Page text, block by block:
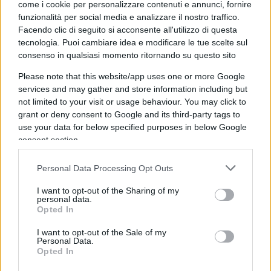
come i cookie per personalizzare contenuti e annunci, fornire
funzionalità per social media e analizzare il nostro traffico.
Facendo clic di seguito si acconsente all'utilizzo di questa
tecnologia. Puoi cambiare idea e modificare le tue scelte sul
consenso in qualsiasi momento ritornando su questo sito
Please note that this website/app uses one or more Google
services and may gather and store information including but
not limited to your visit or usage behaviour. You may click to
grant or deny consent to Google and its third-party tags to
use your data for below specified purposes in below Google
consent section.
Personal Data Processing Opt Outs
I want to opt-out of the Sharing of my
personal data.
Opted In
I want to opt-out of the Sale of my
Personal Data.
Opted In
chiaro se sia innocua, se possa essere dannosa
per il terreno, per gli animali, per gli insetti, per
chi frequenta l’area. Difficile anche solo
immaginarlo, sia chiaro. Ma al momentonon
sono arrivate risposte. Non è chiaro nemmeno
chi abbia deciso di usarla, con quali autorizzazioni
e con quale finalità. Di chiaro, almeno dalle
immagini circolate, ci sarebbe lo spettacolo poco
edificante dei marmi attorno all’aiuola macchiati
dagli schizzi dello stesso colore. Il verde
sostenibile che finisce sul travertino: una
metafora quasi perfetta.
C’è un rischio enorme se Gualtieri vince di